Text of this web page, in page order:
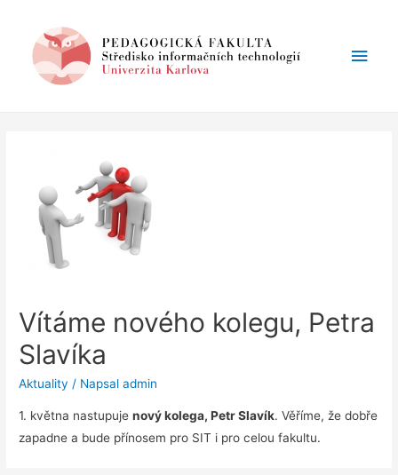
Vítáme nového kolegu, Petra
Slavíka
Aktuality / Napsaladmin
1. května nastupujenový kolega, Petr Slavík. Věříme, že dobře
zapadne a bude přínosem pro SIT i pro celou fakultu.